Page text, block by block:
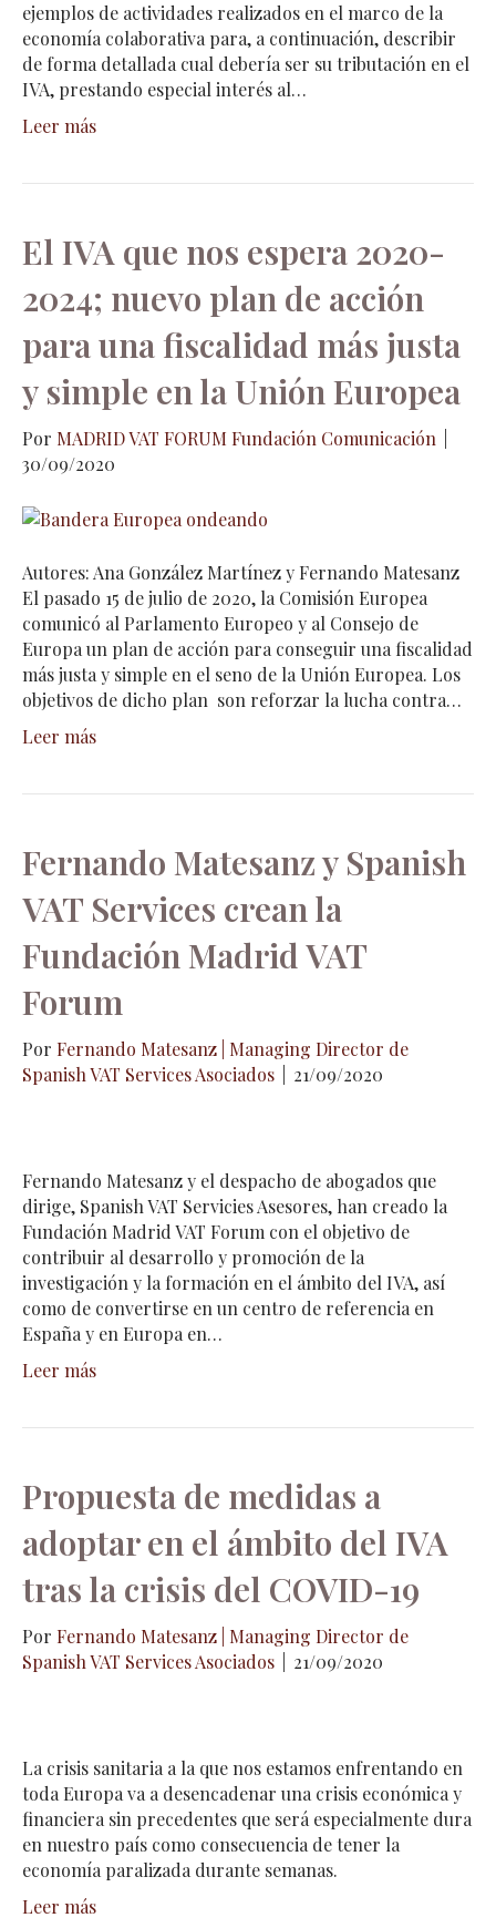
ejemplos de actividades realizados en el marco de la
economía colaborativa para, a continuación, describir
de forma detallada cual debería ser su tributación en el
IVA, prestando especial interés al…
Leer más
El IVA que nos espera 2020-
2024; nuevo plan de acción
para una fiscalidad más justa
y simple en la Unión Europea
Por MADRID VAT FORUM Fundación Comunicación
30/09/2020
Autores: Ana González Martínez y Fernando Matesanz
El pasado 15 de julio de 2020, la Comisión Europea
comunicó al Parlamento Europeo y al Consejo de
Europa un plan de acción para conseguir una fiscalidad
más justa y simple en el seno de la Unión Europea. Los
objetivos de dicho plan son reforzar la lucha contra…
Leer más
Fernando Matesanz y Spanish
VAT Services crean la
Fundación Madrid VAT
Forum
Por Fernando Matesanz | Managing Director de
Spanish VAT Services Asociados
21/09/2020
Fernando Matesanz y el despacho de abogados que
dirige, Spanish VAT Servicies Asesores, han creado la
Fundación Madrid VAT Forum con el objetivo de
contribuir al desarrollo y promoción de la
investigación y la formación en el ámbito del IVA, así
como de convertirse en un centro de referencia en
España y en Europa en…
Leer más
Propuesta de medidas a
adoptar en el ámbito del IVA
tras la crisis del COVID-19
Por Fernando Matesanz | Managing Director de
Spanish VAT Services Asociados
21/09/2020
La crisis sanitaria a la que nos estamos enfrentando en
toda Europa va a desencadenar una crisis económica y
financiera sin precedentes que será especialmente dura
en nuestro país como consecuencia de tener la
economía paralizada durante semanas.
Leer más